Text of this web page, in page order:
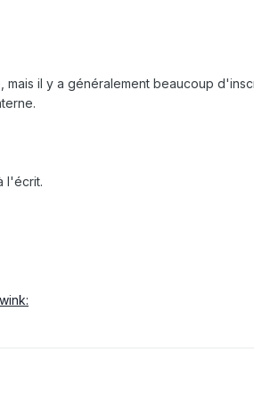
il y a généralement beaucoup
l'écrit.